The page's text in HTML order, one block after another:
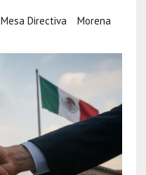
Mesa Directiva
Morena